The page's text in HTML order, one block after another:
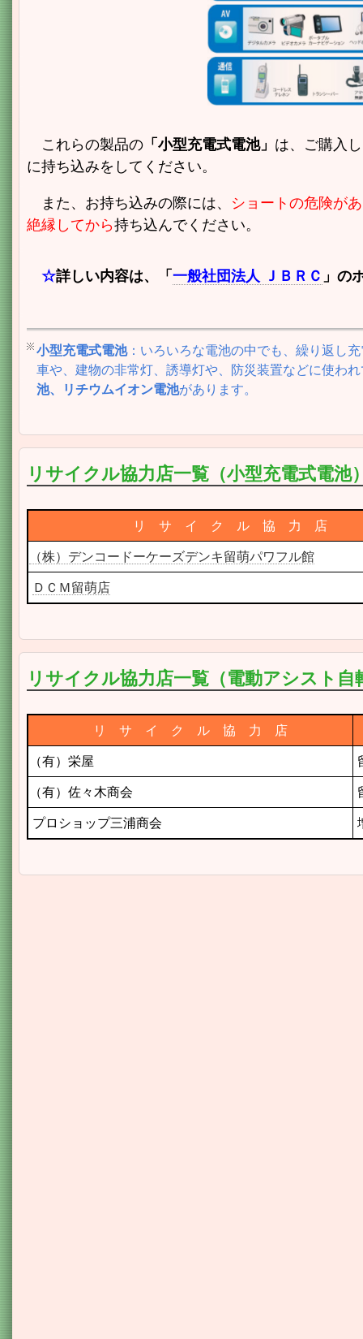
これらの製品の 「小型充電式電池」 は、ご購入
に持ち込みをしてください。
また、お持ち込みの際には、 ショートの危険が
絶縁してから持ち込んでください。
☆詳しい内容は、「 一般社団法人 ＪＢＲＣ 」の
小型充電式電池：いろいろな電池の中でも、繰り返し
車や、建物の非常灯、誘導灯や、防災装置などに使わ
池、リチウムイオン電池があります。
リサイクル協力店一覧（小型充電式電池
リ サ イ ク ル 協 力 店
（株）デンコードーケーズデンキ留萌パワフル館
ＤＣＭ留萌店
リサイクル協力店一覧（電動アシスト
リ サ イ ク ル 協 力 店
（有）栄屋
（有）佐々木商会
プロショップ三浦商会